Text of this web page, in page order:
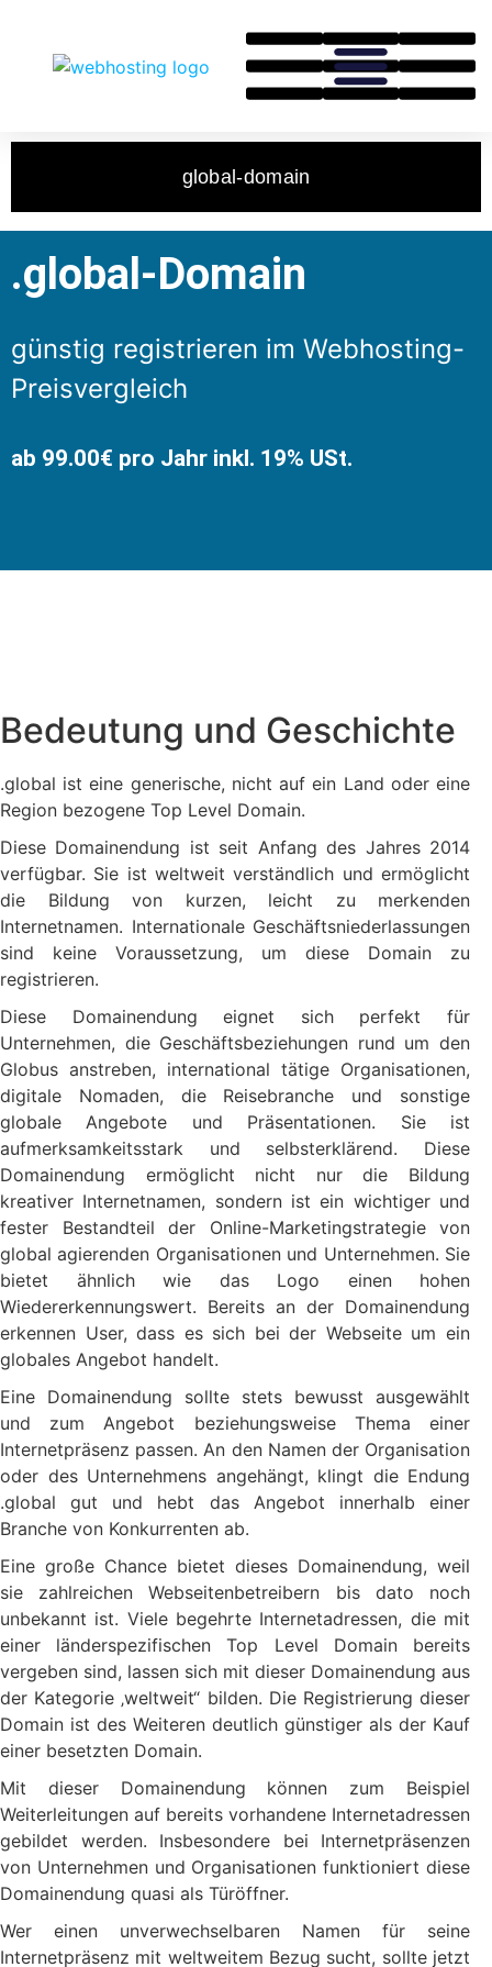
global-domain
.global-Domain
günstig registrieren im Webhosting-
Preisvergleich
ab 99.00€ pro Jahr inkl. 19% USt.
Bedeutung und Geschichte
.global ist eine generische, nicht auf ein Land oder eine
Region bezogene Top Level Domain.
Diese Domainendung ist seit Anfang des Jahres 2014
verfügbar. Sie ist weltweit verständlich und ermöglicht
die Bildung von kurzen, leicht zu merkenden
Internetnamen. Internationale Geschäftsniederlassungen
sind keine Voraussetzung, um diese Domain zu
registrieren.
Diese Domainendung eignet sich perfekt für
Unternehmen, die Geschäftsbeziehungen rund um den
Globus anstreben, international tätige Organisationen,
digitale Nomaden, die Reisebranche und sonstige
globale Angebote und Präsentationen. Sie ist
aufmerksamkeitsstark und selbsterklärend. Diese
Domainendung ermöglicht nicht nur die Bildung
kreativer Internetnamen, sondern ist ein wichtiger und
fester Bestandteil der Online-Marketingstrategie von
global agierenden Organisationen und Unternehmen. Sie
bietet ähnlich wie das Logo einen hohen
Wiedererkennungswert. Bereits an der Domainendung
erkennen User, dass es sich bei der Webseite um ein
globales Angebot handelt.
Eine Domainendung sollte stets bewusst ausgewählt
und zum Angebot beziehungsweise Thema einer
Internetpräsenz passen. An den Namen der Organisation
oder des Unternehmens angehängt, klingt die Endung
.global gut und hebt das Angebot innerhalb einer
Branche von Konkurrenten ab.
Eine große Chance bietet dieses Domainendung, weil
sie zahlreichen Webseitenbetreibern bis dato noch
unbekannt ist. Viele begehrte Internetadressen, die mit
einer länderspezifischen Top Level Domain bereits
vergeben sind, lassen sich mit dieser Domainendung aus
der Kategorie ‚weltweit“ bilden. Die Registrierung dieser
Domain ist des Weiteren deutlich günstiger als der Kauf
einer besetzten Domain.
Mit dieser Domainendung können zum Beispiel
Weiterleitungen auf bereits vorhandene Internetadressen
gebildet werden. Insbesondere bei Internetpräsenzen
von Unternehmen und Organisationen funktioniert diese
Domainendung quasi als Türöffner.
Wer einen unverwechselbaren Namen für seine
Internetpräsenz mit weltweitem Bezug sucht, sollte jetzt